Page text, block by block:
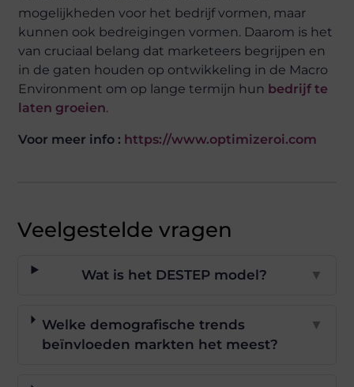
mogelijkheden voor het bedrijf vormen, maar
kunnen ook bedreigingen vormen. Daarom is het
van cruciaal belang dat marketeers begrijpen en
in de gaten houden op ontwikkeling in de Macro
Environment om op lange termijn hun bedrijf te
laten groeien.
Voor meer info : https://www.optimizeroi.com
Veelgestelde vragen
Wat is het DESTEP model? ▼
Welke demografische trends
beïnvloeden markten het meest?
▼